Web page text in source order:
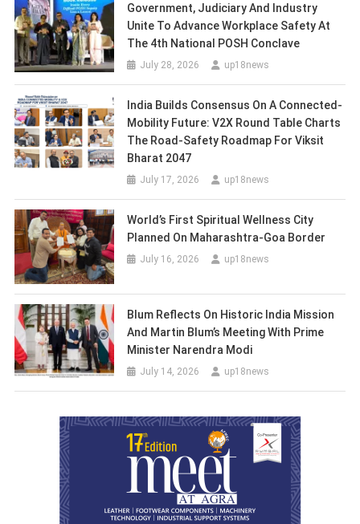
Government, Judiciary And Industry
Unite To Advance Workplace Safety At
The 4th National POSH Conclave
July 28, 2026 up18news
India Builds Consensus On A Connected-
Mobility Future: V2X Round Table Charts
The Road-Safety Roadmap For Viksit
Bharat 2047
July 17, 2026 up18news
World’s First Spiritual Wellness City
Planned On Maharashtra-Goa Border
July 16, 2026 up18news
Blum Reflects On Historic India Mission
And Martin Blum’s Meeting With Prime
Minister Narendra Modi
July 14, 2026 up18news